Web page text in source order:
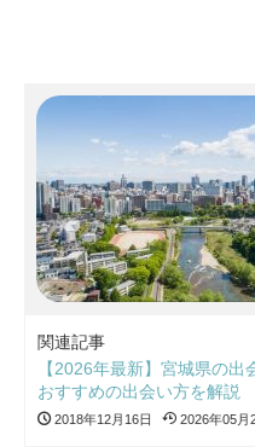
関連記事
【2026年最新】宮城県の出
おすすめの出会い方を解説
2018年12月16日 2026年05月